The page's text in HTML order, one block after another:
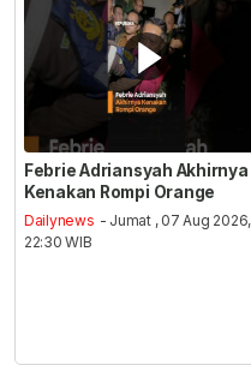
Febrie Adriansyah Akhirnya
Kenakan Rompi Orange
Dailynews - Jumat , 07 Aug 2026,
22:30 WIB